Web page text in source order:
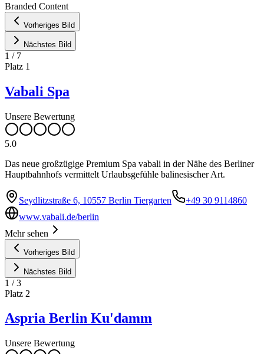
+
−
Branded Content
Vorheriges Bild
Nächstes Bild
1 / 7
Platz 1
Vabali Spa
Unsere Bewertung
5.0
Das neue großzügige Premium Spa vabali in der Nähe des Berliner
Hauptbahnhofs vermittelt Urlaubsgefühle balinesischer Art.
Seydlitzstraße 6, 10557 Berlin Tiergarten
+49 30 9114860
www.vabali.de/berlin
Mehr sehen
Vorheriges Bild
Nächstes Bild
1 /3
Platz 2
Aspria Berlin Ku'damm
Unsere Bewertung